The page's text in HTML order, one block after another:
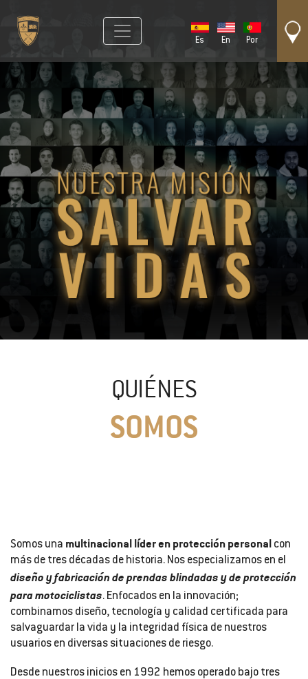
Es En Por
QUIÉNES
SOMOS
Somos una multinacional líder en protección personal con
más de tres décadas de historia. Nos especializamos en el
diseño y fabricación de prendas blindadas y de protección
para motociclistas. Enfocados en la innovación;
combinamos diseño, tecnología y calidad certificada para
salvaguardar la vida y la integridad física de nuestros
usuarios en diversas situaciones de riesgo.
Desde nuestros inicios en 1992 hemos operado bajo tres